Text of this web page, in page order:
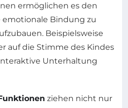
ermöglichen es den
emotionale Bindung zu
Beispielsweise
auf die Stimme des Kindes
Unterhaltung
ziehen nicht nur